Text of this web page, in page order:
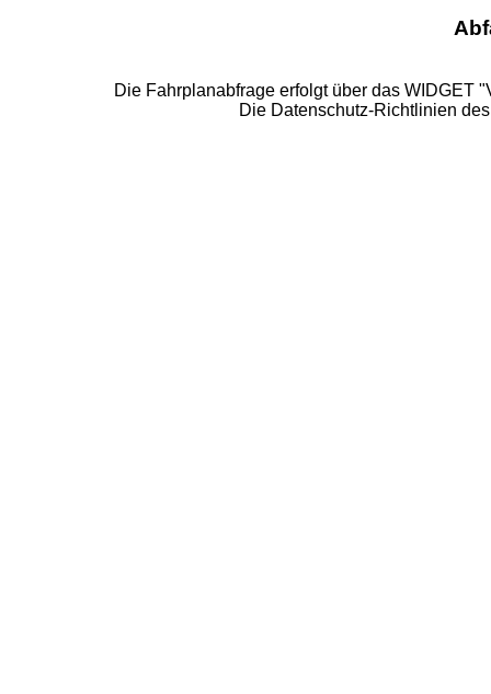
Die Fahrplanabfrage erfolgt über das WIDGET
Die Datenschutz-Richtlinien